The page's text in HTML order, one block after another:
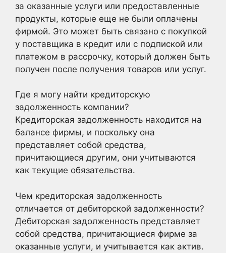
за оказанные услуги или предоставленные
продукты, которые еще не были оплачены
фирмой. Это может быть связано с покупкой
у поставщика в кредит или с подпиской или
платежом в рассрочку, который должен быть
получен после получения товаров или услуг.
Где я могу найти кредиторскую
задолженность компании?
Кредиторская задолженность находится на
балансе фирмы, и поскольку она
представляет собой средства,
причитающиеся другим, они учитываются
как текущие обязательства.
Чем кредиторская задолженность
отличается от дебиторской задолженности?
Дебиторская задолженность представляет
собой средства, причитающиеся фирме за
оказанные услуги, и учитывается как актив.